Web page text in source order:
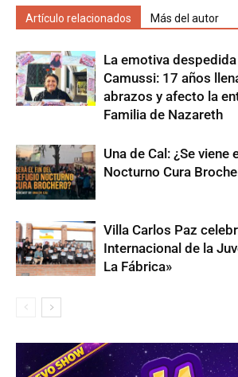
Artículo relacionados Más del autor
La emotiva
Camussi: 17 años
abrazos y afecto la
Familia de Nazareth
Una de Cal: ¿Se viene
Nocturno Cura
Villa Carlos Paz
Internacional de la
La Fábrica»